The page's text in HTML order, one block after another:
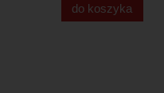
do koszyka